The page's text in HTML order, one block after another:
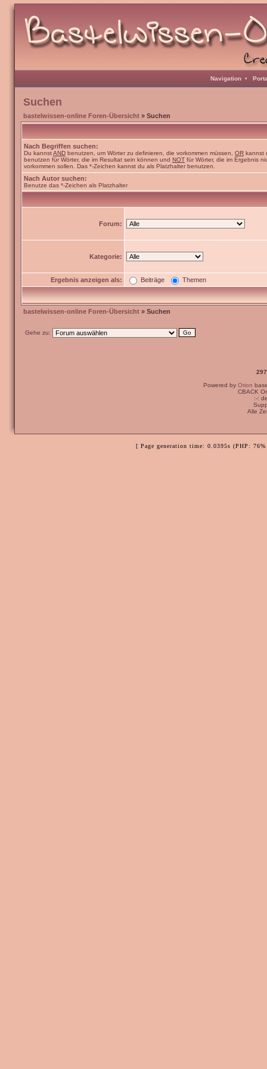
Navigation •
Suchen
bastelwissen-online Foren-Übersicht » Suchen
Nach Begriffen suchen:
Du kannstAND benutzen, um Wörter zu definieren, die vorkommen müssen, OR kannst
benutzen für Wörter, die im Resultat sein können und NOT für Wörter, die im Ergebnis
vorkommen sollen. Das *-Zeichen kannst du als Platzhalter benutzen.
Nach Autor suchen:
Benutze das *-Zeichen als Platzhalter
Forum:
Kategorie:
Ergebnis anzeigen als: Beiträge Themen
bastelwissen-online Foren-Übersicht » Suchen
Gehe zu:
Powered by Orion
CBACK
:-:
Alle
[ Page generation time: 0.0395s (PHP: